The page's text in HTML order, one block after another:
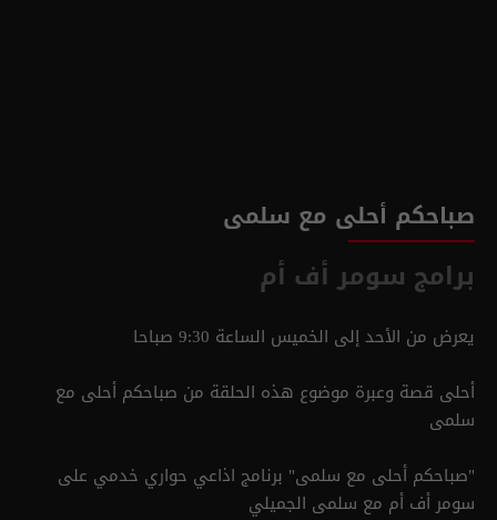
صباحكم أحلى مع سلمى
برامج سومر أف أم
يعرض من الأحد إلى الخميس الساعة 9:30 صباحا
أحلى قصة وعبرة موضوع هذه الحلقة من صباحكم أحلى مع
سلمى
"صباحكم أحلى مع سلمى" برنامج اذاعي حواري خدمي على
سومر أف أم مع سلمى الجميلي